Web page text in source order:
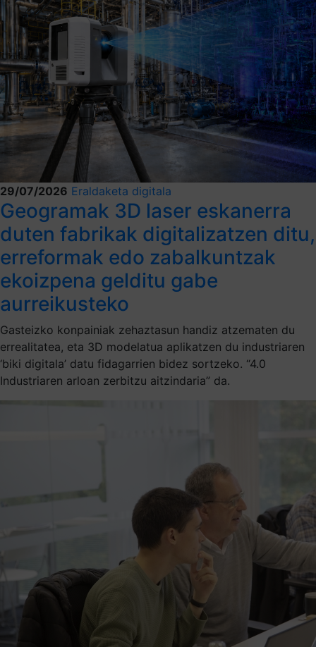
29/07/2026 Eraldaketa digitala
Geogramak 3D laser eskanerra
duten fabrikak digitalizatzen ditu,
erreformak edo zabalkuntzak
ekoizpena gelditu gabe
aurreikusteko
Gasteizko konpainiak zehaztasun handiz atzematen du
errealitatea, eta 3D modelatua aplikatzen du industriaren
‘biki digitala’ datu fidagarrien bidez sortzeko. “4.0
Industriaren arloan zerbitzu aitzindaria” da.